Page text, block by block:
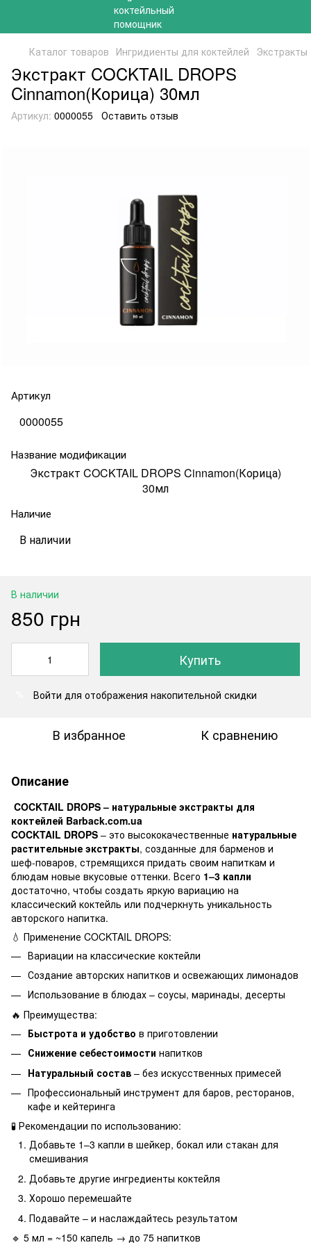
Каталог товаров Ингридиенты для коктейлей Экстракты
Экстракт COCKTAIL DROPS
Cinnamon(Корица) 30мл
Артикул: 0000055 Оставить отзыв
Артикул
0000055
Название модификации
Экстракт COCKTAIL DROPS Cinnamon(Корица)
30мл
Наличие
В наличии
В наличии
850 грн
Купить
Войти для отображения накопительной скидки
В избранное К сравнению
Описание
COCKTAIL DROPS – натуральные экстракты для
коктейлей Barback.com.ua
COCKTAIL DROPS – это высококачественные натуральные
растительные экстракты, созданные для барменов и
шеф-поваров, стремящихся придать своим напиткам и
блюдам новые вкусовые оттенки. Всего 1–3 капли
достаточно, чтобы создать яркую вариацию на
классический коктейль или подчеркнуть уникальность
авторского напитка.
💧 Применение COCKTAIL DROPS:
Вариации на классические коктейли
Создание авторских напитков и освежающих лимонадов
Использование в блюдах – соусы, маринады, десерты
🔥 Преимущества:
Быстрота и удобство в приготовлении
Снижение себестоимости напитков
Натуральный состав – без искусственных примесей
Профессиональный инструмент для баров, ресторанов,
кафе и кейтеринга
🧪 Рекомендации по использованию:
Добавьте 1–3 капли в шейкер, бокал или стакан для
смешивания
Добавьте другие ингредиенты коктейля
Хорошо перемешайте
Подавайте – и наслаждайтесь результатом
🔹 5 мл = ~150 капель → до 75 напитков